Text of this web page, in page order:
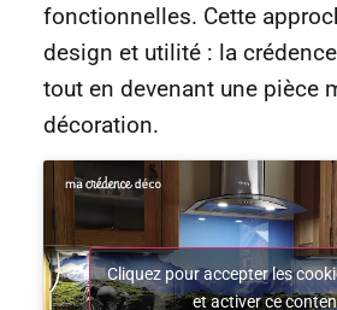
fonctionnelles. Cette
design et utilité : la
tout en devenant une pièce
décoration.
Cliquez pour accepter les
et activer ce